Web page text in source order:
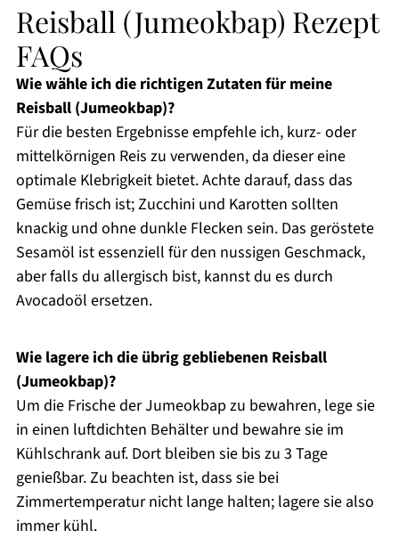
Reisball (Jumeokbap) Rezept
FAQs
Wie wähle ich die richtigen Zutaten für meine
Reisball (Jumeokbap)?
Für die besten Ergebnisse empfehle ich, kurz- oder
mittelkörnigen Reis zu verwenden, da dieser eine
optimale Klebrigkeit bietet. Achte darauf, dass das
Gemüse frisch ist; Zucchini und Karotten sollten
knackig und ohne dunkle Flecken sein. Das geröstete
Sesamöl ist essenziell für den nussigen Geschmack,
aber falls du allergisch bist, kannst du es durch
Avocadoöl ersetzen.
Wie lagere ich die übrig gebliebenen Reisball
(Jumeokbap)?
Um die Frische der Jumeokbap zu bewahren, lege sie
in einen luftdichten Behälter und bewahre sie im
Kühlschrank auf. Dort bleiben sie bis zu 3 Tage
genießbar. Zu beachten ist, dass sie bei
Zimmertemperatur nicht lange halten; lagere sie also
immer kühl.